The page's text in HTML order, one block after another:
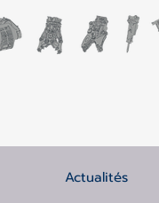
Actualités